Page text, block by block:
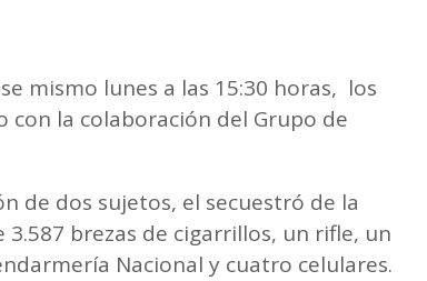
mismo lunes a las 15:30 horas, los
la colaboración del Grupo de
de dos sujetos, el secuestró de la
brezas de cigarrillos, un rifle, un
Nacional y cuatro celulares.